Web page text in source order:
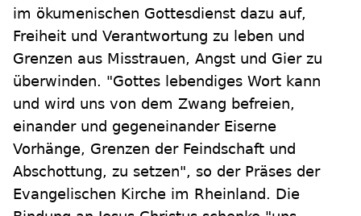
im ökumenischen Gottesdienst dazu auf,
Freiheit und Verantwortung zu leben und
Grenzen aus Misstrauen, Angst und Gier zu
überwinden. "Gottes lebendiges Wort kann
und wird uns von dem Zwang befreien,
einander und gegeneinander Eiserne
Vorhänge, Grenzen der Feindschaft und
Abschottung, zu setzen", so der Präses der
Evangelischen Kirche im Rheinland. Die